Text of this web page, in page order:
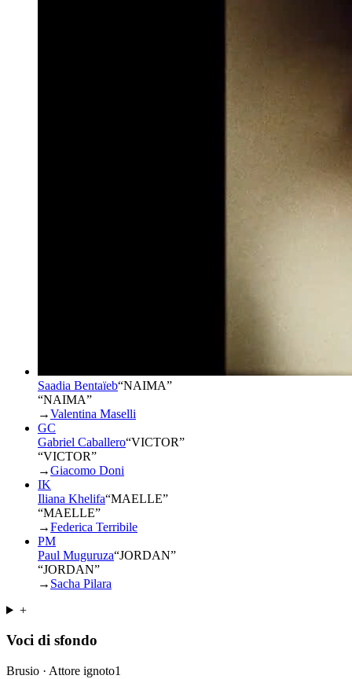
Saadia Bentaïeb“NAIMA”
“NAIMA”
→Valentina Maselli
GC
Gabriel Caballero“VICTOR”
“VICTOR”
→Giacomo Doni
IK
Iliana Khelifa“MAELLE”
“MAELLE”
→Federica Terribile
PM
Paul Muguruza“JORDAN”
“JORDAN”
→ Sacha Pilara
+
Voci di sfondo
Brusio · Attore ignoto1